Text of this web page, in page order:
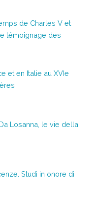
de Charles V et
témoignage des
et en Italie au XVIe
Losanna, le vie della
Studi in onore di